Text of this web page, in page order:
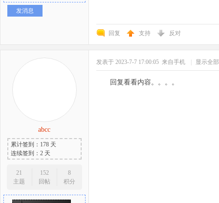
发消息
回复 支持 反对
abcc
累计签到：178 天
连续签到：2 天
21
主题
152
回帖
8
积分
发表于 2023-7-7 17:00:05 来自手机 显示全
回复看看内容。。。。